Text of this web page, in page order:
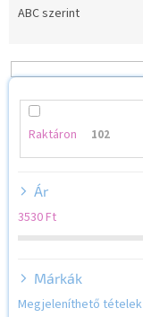
m
e
ABC szerint
Raktáron 102
Ár
3530Ft
Márkák
Megjeleníthető tételek